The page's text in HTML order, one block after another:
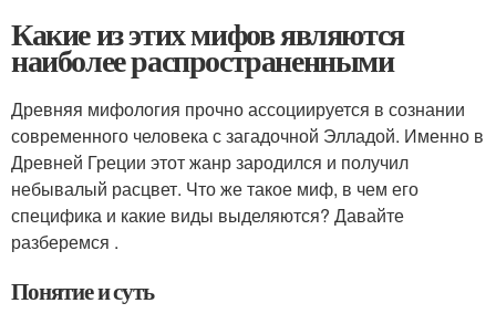
Какие из этих мифов являются
наиболее распространенными
Древняя мифология прочно ассоциируется в сознании
современного человека с загадочной Элладой. Именно в
Древней Греции этот жанр зародился и получил
небывалый расцвет. Что же такое миф, в чем его
специфика и какие виды выделяются? Давайте
разберемся .
Понятие и суть